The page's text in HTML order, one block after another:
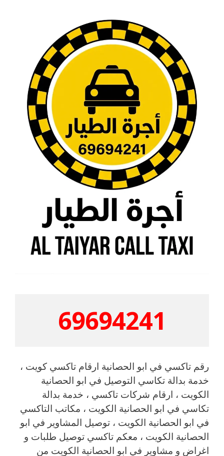
69694241
رقم تاكسي في ابو الحصانية ارقام تاكسي كويت ،
خدمة بدالة تكاسي التوصيل في ابو الحصانية
الكويت ، ارقام شركات تاكسي ، خدمة بدالة
تكاسي في ابو الحصانية الكويت ، مكاتب التاكسي
في ابو الحصانية الكويت ، توصيل المشاوير في ابو
الحصانية الكويت ، معكم تاكسي توصيل طلبات و
اغراض و مشاوير في ابو الحصانية الكويت من